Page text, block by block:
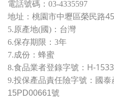
電話號碼：03-4335597
地址： 桃園市中壢區榮民路
5.原產地(國)：台灣
6.保存期限：3年
7.成份：蜂蜜
8.食品業者登錄字號： H-
9.投保產品責任險字號： 國泰
15PD00661號